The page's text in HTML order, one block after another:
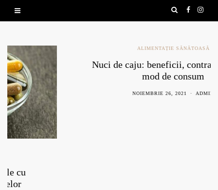
ALIMENTAȚIE SĂNĂTOASĂ
Nuci de caju: beneficii, contraindicații și
ADMIN